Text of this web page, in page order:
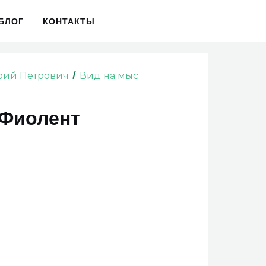
КОНТАКТЫ
Петрович Вид на мыс